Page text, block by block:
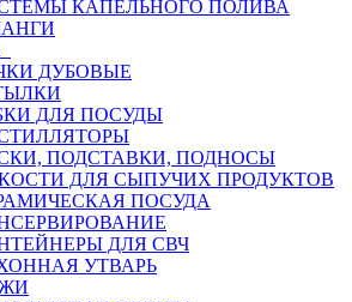
КАПЕЛЬНОГО ПОЛИВА
ДУБОВЫЕ
ДЛЯ ПОСУДЫ
ПОДСТАВКИ, ПОДНОСЫ
ДЛЯ СЫПУЧИХ ПРОДУКТОВ
ПОСУДА
ДЛЯ СВЧ
УТВАРЬ